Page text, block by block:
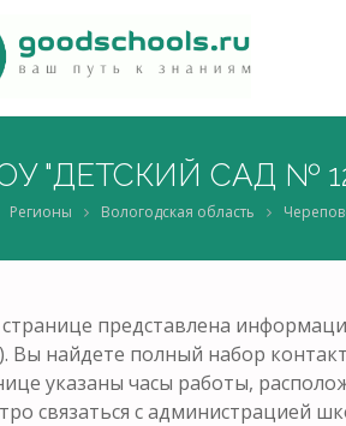
"ДЕТСКИЙ САД №
Регионы Вологодская область
представлена
Вы найдете полный набор
указаны часы работы,
связаться с администрацией